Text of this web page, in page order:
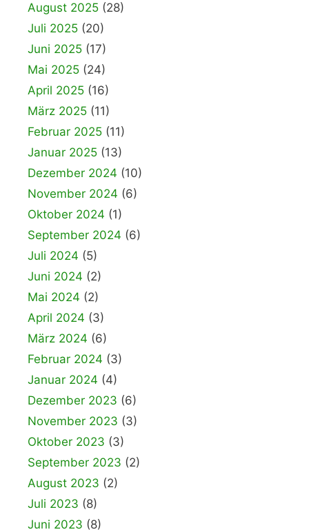
August 2025 (28)
Juli 2025 (20)
Juni 2025 (17)
Mai 2025 (24)
April 2025 (16)
März 2025 (11)
Februar 2025 (11)
Januar 2025 (13)
Dezember 2024 (10)
November 2024 (6)
Oktober 2024 (1)
September 2024 (6)
Juli 2024 (5)
Juni 2024 (2)
Mai 2024 (2)
April 2024 (3)
März 2024 (6)
Februar 2024 (3)
Januar 2024 (4)
Dezember 2023 (6)
November 2023 (3)
Oktober 2023 (3)
September 2023 (2)
August 2023 (2)
Juli 2023 (8)
Juni 2023 (8)